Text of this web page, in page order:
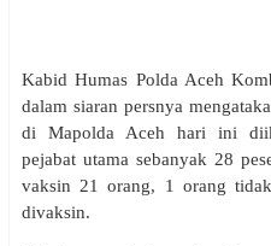
Kabid Humas Polda Aceh
dalam siaran persnya
di Mapolda Aceh hari ini
pejabat utama sebanyak 28
vaksin 21 orang, 1 orang
divaksin.